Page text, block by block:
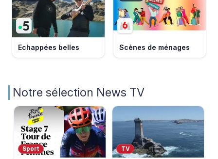
Echappées belles Scènes de ménages
Notre sélection News TV
Sport TV